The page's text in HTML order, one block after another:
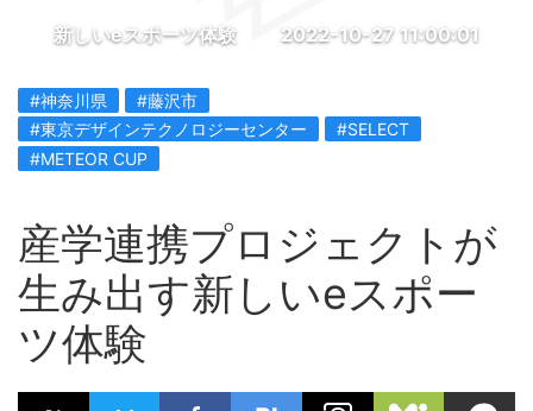
新しいeスポーツ体験 2022-10-27 11:00:01
#神奈川県
#藤沢市
#東京デザインテクノロジーセンター
#SELECT
#METEOR CUP
産学連携プロジェクトが
生み出す新しいeスポー
ツ体験